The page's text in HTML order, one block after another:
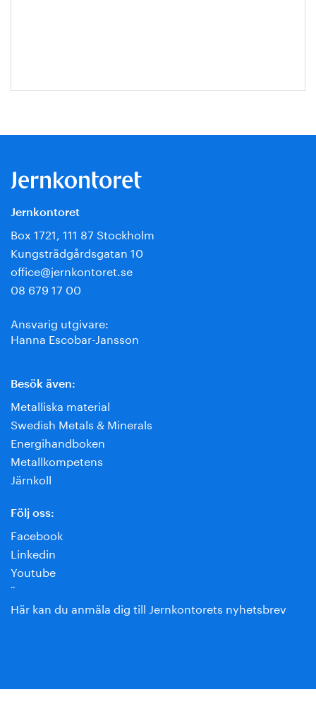
Jernkontoret
Box 1721, 111 87 Stockholm
Kungsträdgårdsgatan 10
office@jernkontoret.se
08 679 17 00
Ansvarig utgivare:
Hanna Escobar-Jansson
Besök även:
Metalliska material
Swedish Metals & Minerals
Energihandboken
Metallkompetens
Järnkoll
Följ oss:
Facebook
Linkedin
Youtube
¨
Här kan du anmäla dig till Jernkontorets nyhetsbrev